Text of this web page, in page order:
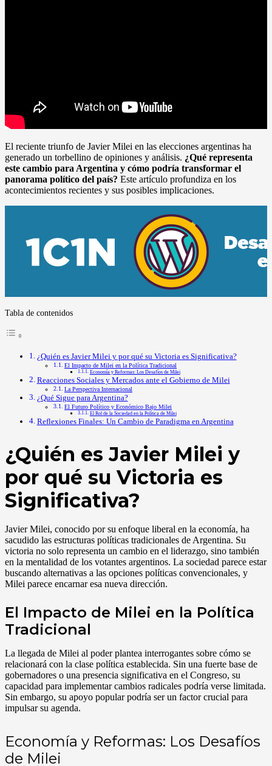
El reciente triunfo de Javier Milei en las elecciones argentinas ha
generado un torbellino de opiniones y análisis. ¿Qué representa
este cambio para Argentina y cómo podría transformar el
panorama político del país? Este artículo profundiza en los
acontecimientos recientes y sus posibles implicaciones.
Tabla de contenidos
¿Quién es Javier Milei y por qué su Victoria es Significativa?
El Impacto de Milei en la Política Tradicional
Economía y Reformas: Los Desafíos de Milei
Reacciones Sociales y Mercados ante el Gobierno de Milei
La Perspectiva Internacional
¿Qué Sigue para Argentina?
El Futuro Político y Económico Bajo Milei
El Rol de la Sociedad en la Política de Milei
Reflexiones Finales: Un Cambio de Paradigma en Argentina
¿Quién es Javier Milei y
por qué su Victoria es
Significativa?
Javier Milei, conocido por su enfoque liberal en la economía, ha
sacudido las estructuras políticas tradicionales de Argentina. Su
victoria no solo representa un cambio en el liderazgo, sino también
en la mentalidad de los votantes argentinos. La sociedad parece estar
buscando alternativas a las opciones políticas convencionales, y
Milei parece encarnar esa nueva dirección.
El Impacto de Milei en la Política
Tradicional
La llegada de Milei al poder plantea interrogantes sobre cómo se
relacionará con la clase política establecida. Sin una fuerte base de
gobernadores o una presencia significativa en el Congreso, su
capacidad para implementar cambios radicales podría verse limitada.
Sin embargo, su apoyo popular podría ser un factor crucial para
impulsar su agenda.
Economía y Reformas: Los Desafíos
de Milei